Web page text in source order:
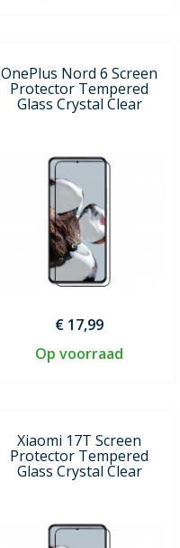
OnePlus Nord 6 Screen
Protector Tempered
Glass Crystal Clear
€ 17,99
Op voorraad
Xiaomi 17T Screen
Protector Tempered
Glass Crystal Clear